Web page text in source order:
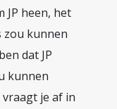
JP heen, het
zou kunnen
dat JP
kunnen
je af in